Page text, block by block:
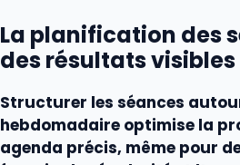
La planification des
des résultats visibles
Structurer les séances
hebdomadaire optimise la
agenda précis, même pour